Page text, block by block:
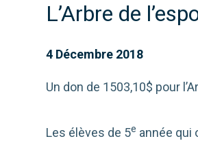
L’Arbre de
4 Décembre 2018
Un don de 1503,10$ pour
Les élèves de 5e année qui